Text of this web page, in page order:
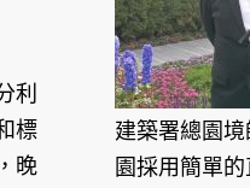
利
標
晚
建築署總園
園採用簡單